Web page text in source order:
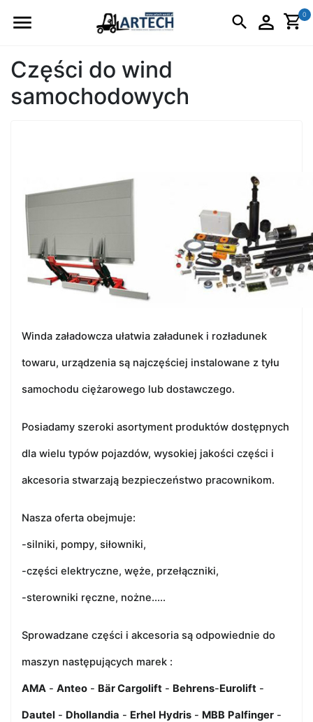
0
Części do wind
samochodowych
Winda załadowcza ułatwia załadunek i rozładunek
towaru, urządzenia są najczęściej instalowane z tyłu
samochodu ciężarowego lub dostawczego.
Posiadamy szeroki asortyment produktów dostępnych
dla wielu typów pojazdów, wysokiej jakości części i
akcesoria stwarzają bezpieczeństwo pracownikom.
Nasza oferta obejmuje:
-silniki, pompy, siłowniki,
-części elektryczne, węże, przełączniki,
-sterowniki ręczne, nożne.....
Sprowadzane części i akcesoria są odpowiednie do
maszyn następujących marek :
AMA - Anteo - Bär Cargolift - Behrens-Eurolift -
Dautel - Dhollandia - Erhel Hydris - MBB Palfinger -